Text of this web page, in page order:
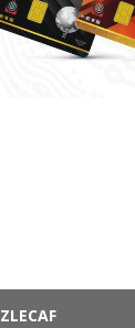
ZLECAF